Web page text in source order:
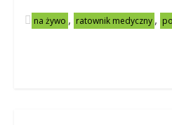
na żywo , ratownik medyczny ,